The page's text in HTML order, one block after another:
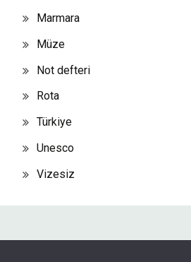
Marmara
Müze
Not defteri
Rota
Türkiye
Unesco
Vizesiz